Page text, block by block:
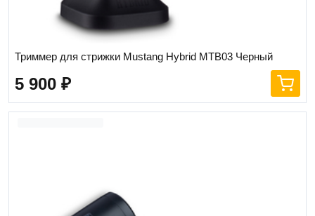
Триммер для стрижки Mustang Hybrid MTB03 Черный
5 900 ₽